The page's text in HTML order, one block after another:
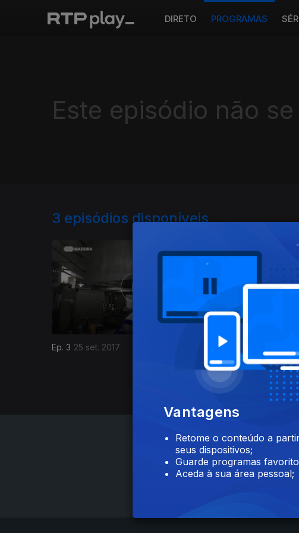
DIRETO PROGRAMAS
Este episódio não
3 episódios disponíveis
Ep. 3 25 set. 2017
305709
Vantagens
Retome o conteúdo a
seus dispositivos;
Guarde programas
Aceda à sua área pessoal;